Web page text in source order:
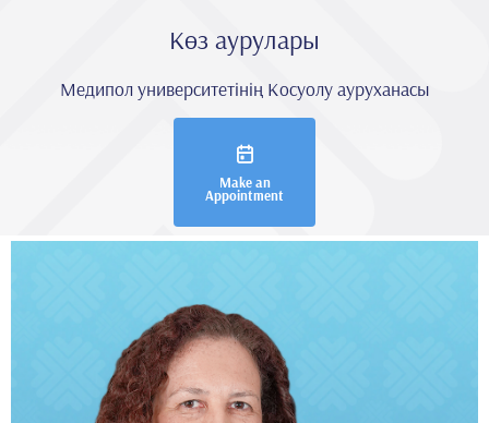
Көз аурулары
Медипол университетінің Косуолу ауруханасы
Make an
Appointment